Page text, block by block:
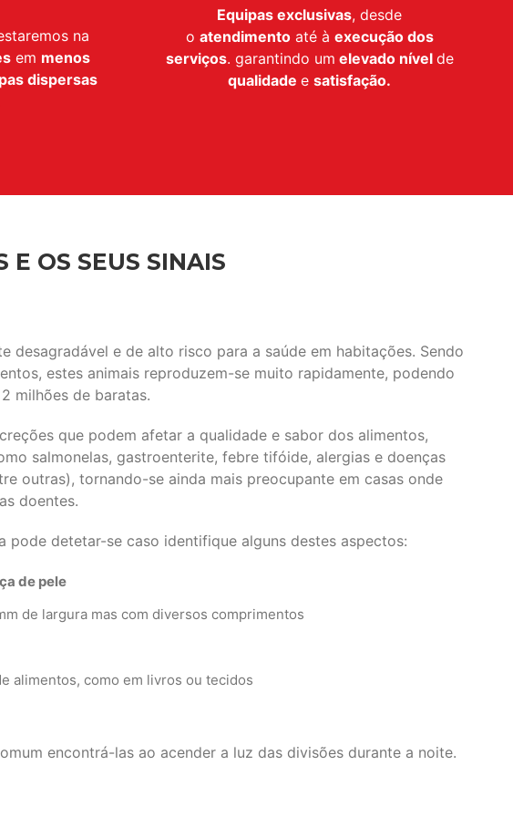
na
em menos
dispersas
Equipas exclusivas, desde
o atendimentoaté à execução dos
serviços. garantindo um elevado nível de
qualidade e satisfação.
E OS SEUS SINAIS
desagradável e de alto risco para a saúde em habitações. Sendo
estes animais reproduzem-se muito rapidamente, podendo
milhões de baratas.
que podem afetar a qualidade e sabor dos alimentos,
salmonelas, gastroenterite, febre tifóide, alergias e doenças
outras), tornando-se ainda mais preocupante em casas onde
doentes.
pode detetar-se caso identifique alguns destes aspectos:
de pele
de largura mas com diversos comprimentos
alimentos, como em livros ou tecidos
encontrá-las ao acender a luz das divisões durante a noite.